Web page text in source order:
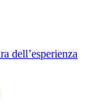
dell’esperienza